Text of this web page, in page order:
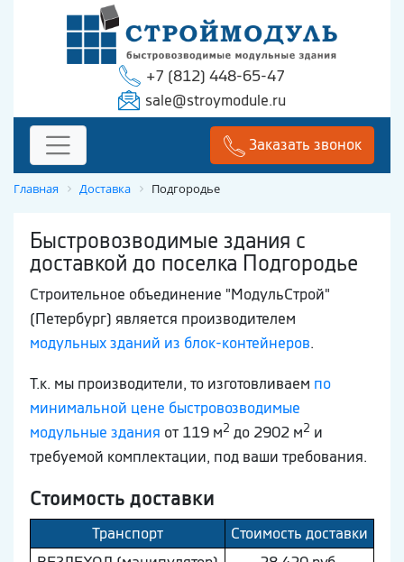
+7 (812) 448-65-47
sale@stroymodule.ru
Заказать звонок
Главная Доставка Подгородье
Быстровозводимые здания с
доставкой до поселка Подгородье
Строительное объединение "МодульСтрой"
(Петербург) является производителем
модульных зданий из блок-контейнеров.
Т.к. мы производители, то изготовливаем по
минимальной цене быстровозводимые
модульные здания от 119 м2 до 2902 м2 и
требуемой комплектации, под ваши требования.
Стоимость доставки
Транспорт
Стоимость доставки